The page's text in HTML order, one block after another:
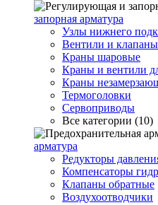
запорная арматура
Узлы нижнего
Вентили и клапаны
Краны шаровые
Краны и вентили
Краны
Термоголовки
Сервоприводы
Все категории (10)
арматура
Редукторы
Компенсаторы
Клапаны обратные
Воздухоотводчики